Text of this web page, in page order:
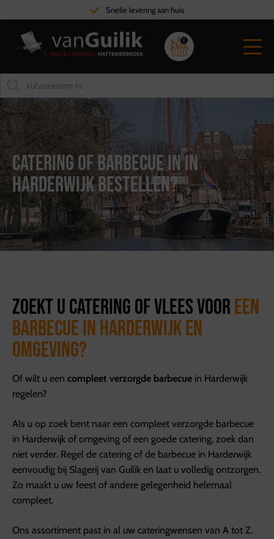
Snelle levering aan huis
0
Catering of barbecue in in
Harderwijk bestellen?
Zoekt u catering of vlees vooreen
barbecue in Harderwijk en
omgeving?
Of wilt u een compleet verzorgde barbecue in Harderwijk
regelen?
Als u op zoek bent naar een compleet verzorgde barbecue
in Harderwijk of omgeving of een goede catering, zoek dan
niet verder. Regel de catering of de barbecue in Harderwijk
eenvoudig bij Slagerij van Guilik en laat u volledig ontzorgen.
Zo maakt u uw feest of andere gelegenheid helemaal
compleet.
Ons assortiment past in al uw cateringwensen van A tot Z.